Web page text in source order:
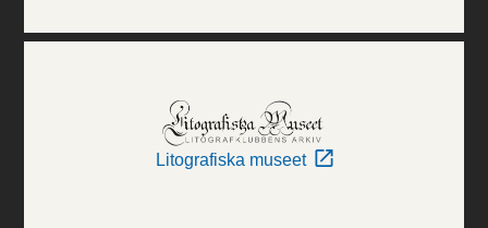
Litografiska museet